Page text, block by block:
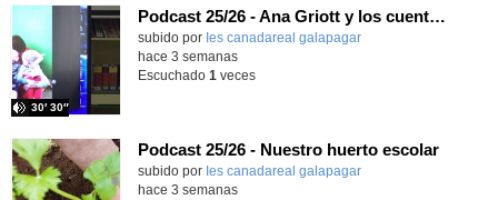
Podcast 25/26 - Ana Griott y los cuentos de las voces olvidadas
subido por Ies canadareal galapagar
30′ 30″
-
hace 3 semanas
Escuchado 1 veces
Podcast 25/26 - Nuestro huerto escolar
subido por Ies canadareal galapagar-
hace 3 semanas